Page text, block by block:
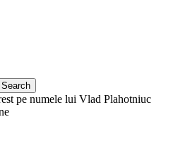
pe numele lui Vlad Plahotniuc